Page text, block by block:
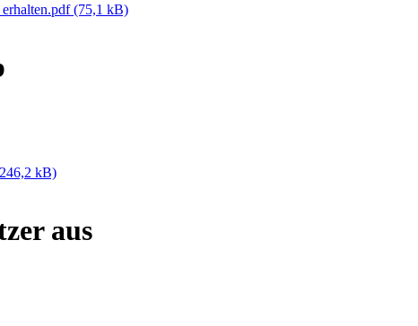
(75,1 kB)
kB)
aus